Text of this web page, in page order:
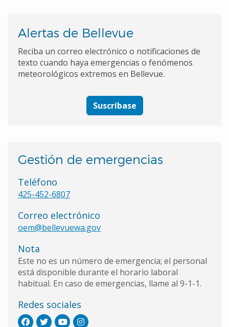
Alertas de Bellevue
Reciba un correo electrónico o notificaciones de
texto cuando haya emergencias o fenómenos
meteorológicos extremos en Bellevue.
Suscríbase
Gestión de emergencias
Teléfono
425-452-6807
Correo electrónico
oem@bellevuewa.gov
Nota
Este no es un número de emergencia; el personal
está disponible durante el horario laboral
habitual. En caso de emergencias, llame al 9-1-1.
Redes sociales